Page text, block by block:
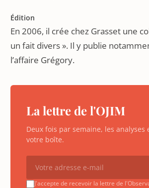
Édition
En 2006, il crée chez Grasset une
un fait divers ». Il y publie
l’affaire Grégory.
La lettre de l'OJIM
Deux fois par semaine, les
votre boîte.
J'accepte de recevoir la lettre de